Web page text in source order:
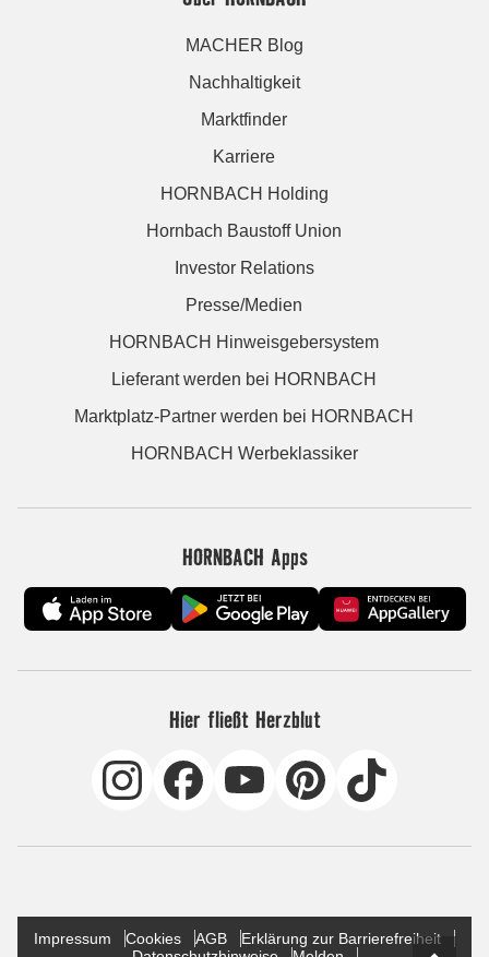
MACHER Blog
Nachhaltigkeit
Marktfinder
Karriere
HORNBACH Holding
Hornbach Baustoff Union
Investor Relations
Presse/Medien
HORNBACH Hinweisgebersystem
Lieferant werden bei HORNBACH
Marktplatz-Partner werden bei HORNBACH
HORNBACH Werbeklassiker
HORNBACH Apps
Hier fließt Herzblut
Impressum Cookies AGB
Erklärung zur Barrierefreiheit